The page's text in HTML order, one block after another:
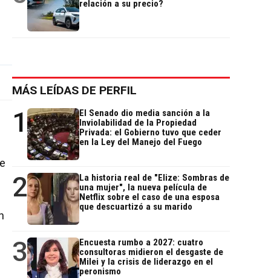
relación a su precio?
MÁS LEÍDAS DE PERFIL
1
El Senado dio media sanción a la
Inviolabilidad de la Propiedad
Privada: el Gobierno tuvo que ceder
en la Ley del Manejo del Fuego
2
La historia real de "Elize: Sombras de
una mujer", la nueva película de
Netflix sobre el caso de una esposa
que descuartizó a su marido
3
Encuesta rumbo a 2027: cuatro
consultoras midieron el desgaste de
Milei y la crisis de liderazgo en el
peronismo